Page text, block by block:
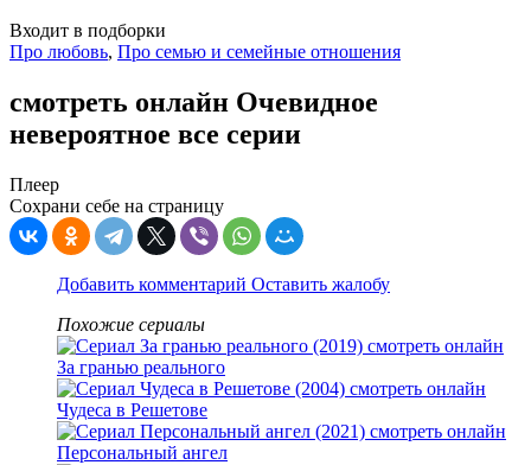
Входит в подборки
Про любовь, Про семью и семейные отношения
смотреть онлайн Очевидное
невероятное все серии
Плеер
Сохрани себе на страницу
Добавить комментарий Оставить жалобу
Похожие сериалы
За гранью реального
Чудеса в Решетове
Персональный ангел